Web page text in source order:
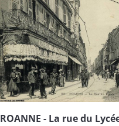
ROANNE - La rue du